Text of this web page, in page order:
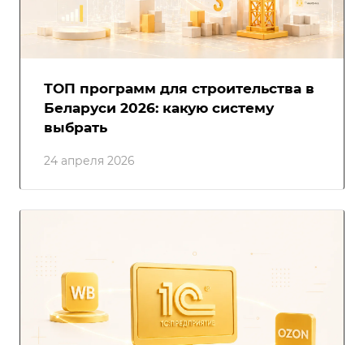
24 апреля 2026
ТОП программ для строительства в
Беларуси 2026: какую систему
выбрать